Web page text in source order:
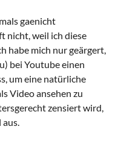
gaenicht
nicht, weil ich diese
habe mich nur geärgert,
bei Youtube einen
um eine natürliche
Video ansehen zu
zensiert wird,
aus.